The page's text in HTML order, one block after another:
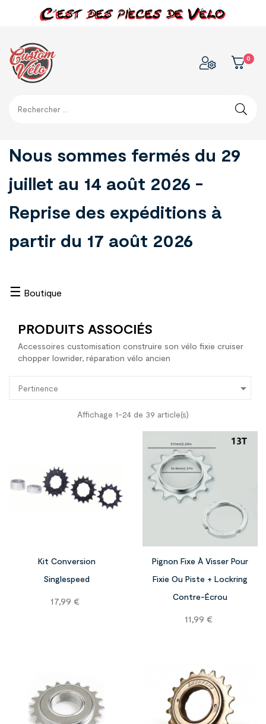
0
Nous sommes fermés du 29
juillet au 14 août 2026 -
Reprise des expéditions à
partir du 17 août 2026
Boutique
☰
PRODUITS ASSOCIÉS
Accessoires customisation construire son vélo fixie cruiser
chopper lowrider, réparation vélo ancien
Pertinence 
Affichage 1-24 de 39 article(s)
Kit Conversion
Singlespeed
Prix
17,99 €
Pignon Fixe À Visser Pour
Fixie Ou Piste + Lockring
Contre-Écrou
Prix
11,99 €